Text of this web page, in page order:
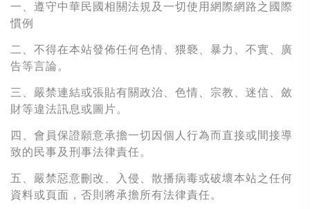
一、遵守中華民國相關法規及一切使用網際網路之國際
慣例
二、不得在本站發佈任何色情、猥褻、暴力、不實、廣
告等言論。
三、嚴禁連結或張貼有關政治、色情、宗教、迷信、斂
財等違法訊息或圖片。
四、會員保證願意承擔一切因個人行為而直接或間接導
致的民事及刑事法律責任。
五、嚴禁惡意刪改、入侵、散播病毒或破壞本站之任何
資料或頁面，否則將承擔所有法律責任。